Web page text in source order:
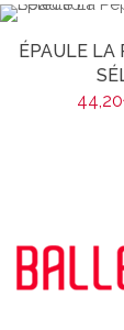
ÉPAULE LA
44,20